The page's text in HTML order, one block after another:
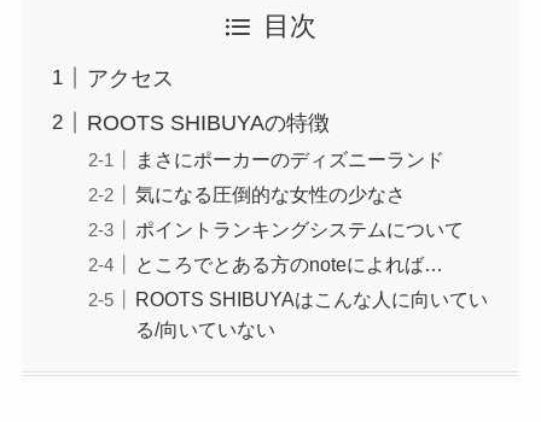
目次
アクセス
ROOTS SHIBUYAの特徴
まさにポーカーのディズニーランド
気になる圧倒的な女性の少なさ
ポイントランキングシステムについて
ところでとある方のnoteによれば…
ROOTS SHIBUYAはこんな人に向いてい
る/向いていない